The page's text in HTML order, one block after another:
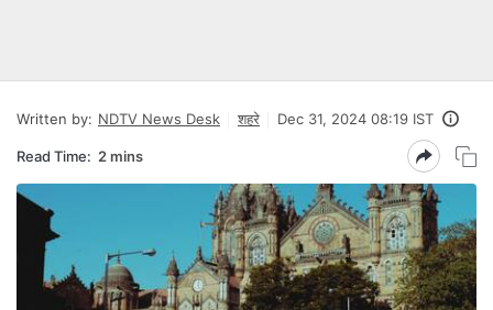
Written by: NDTV News Desk शहरे Dec 31, 2024 08:19 IST
Read Time: 2 mins